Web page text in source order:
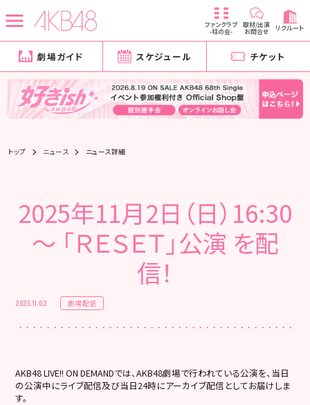
ファンクラブ
-柱の会-
取材/出演
お問合せ リクルート
劇場ガイド スケジュール チケット
トップ ニュース ニュース詳細
2025年11月2日（日）16:30
～ 「ＲＥＳＥＴ」公演 を配
信！
2025.11.03 劇場配信
AKB48 LIVE!! ON DEMANDでは、AKB48劇場で行われている公演を、当日
の公演中にライブ配信及び当日24時にアーカイブ配信としてお届けしま
す。